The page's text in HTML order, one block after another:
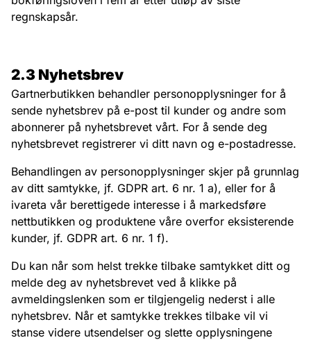
regnskapsår.
2.3 Nyhetsbrev
Gartnerbutikken behandler personopplysninger for å
sende nyhetsbrev på e-post til kunder og andre som
abonnerer på nyhetsbrevet vårt. For å sende deg
nyhetsbrevet registrerer vi ditt navn og e-postadresse.
Behandlingen av personopplysninger skjer på grunnlag
av ditt samtykke, jf. GDPR art. 6 nr. 1 a), eller for å
ivareta vår berettigede interesse i å markedsføre
nettbutikken og produktene våre overfor eksisterende
kunder, jf. GDPR art. 6 nr. 1 f).
Du kan når som helst trekke tilbake samtykket ditt og
melde deg av nyhetsbrevet ved å klikke på
avmeldingslenken som er tilgjengelig nederst i alle
nyhetsbrev. Når et samtykke trekkes tilbake vil vi
stanse videre utsendelser og slette opplysningene